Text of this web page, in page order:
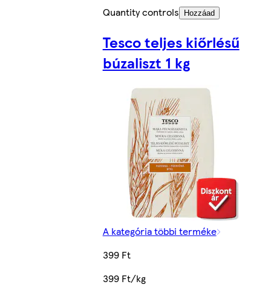
Quantity controls
Hozzáad
Tesco teljes kiőrlésű
búzaliszt 1 kg
A kategória többi terméke
399 Ft
399 Ft/kg